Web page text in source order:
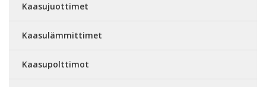
Kaasujuottimet
Kaasulämmittimet
Kaasupolttimot